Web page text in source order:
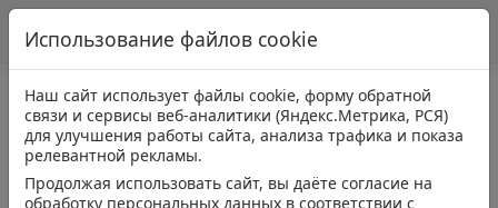
Использование файлов cookie
Наш сайт использует файлы cookie, форму обратной
связи и сервисы веб-аналитики (Яндекс.Метрика, РСЯ)
для улучшения работы сайта, анализа трафика и показа
релевантной рекламы.
Продолжая использовать сайт, вы даёте согласие на
обработку персональных данных в соответствии с